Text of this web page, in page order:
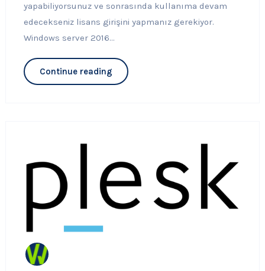
yapabiliyorsunuz ve sonrasında kullanıma devam
edecekseniz lisans girişini yapmanız gerekiyor.
Windows server 2016...
Continue reading